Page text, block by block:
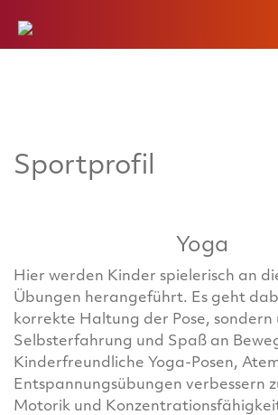
Sportprofil
Yoga
Hier werden Kinder spielerisch an
Übungen herangeführt. Es geht
korrekte Haltung der Pose, sondern
Selbsterfahrung und Spaß an
Kinderfreundliche Yoga-Posen,
Entspannungsübungen verbessern
Motorik und